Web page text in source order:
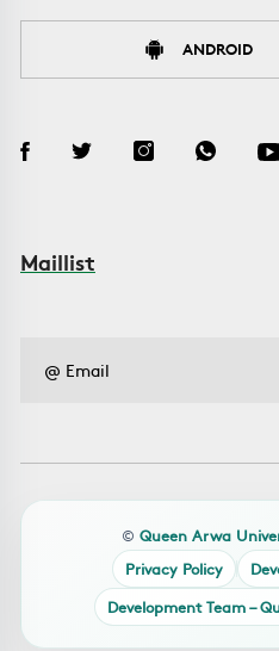
ANDROID
Maillist
© Queen Arwa
Privacy Policy
Development Team –